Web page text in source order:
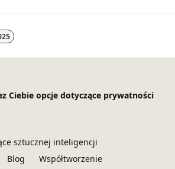
Ciebie opcje dotyczące prywatności
sztucznej inteligencji
Blog Współtworzenie